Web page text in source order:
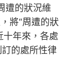
遭的狀況維
將“周遭的狀
十年來，各處
的處所性律